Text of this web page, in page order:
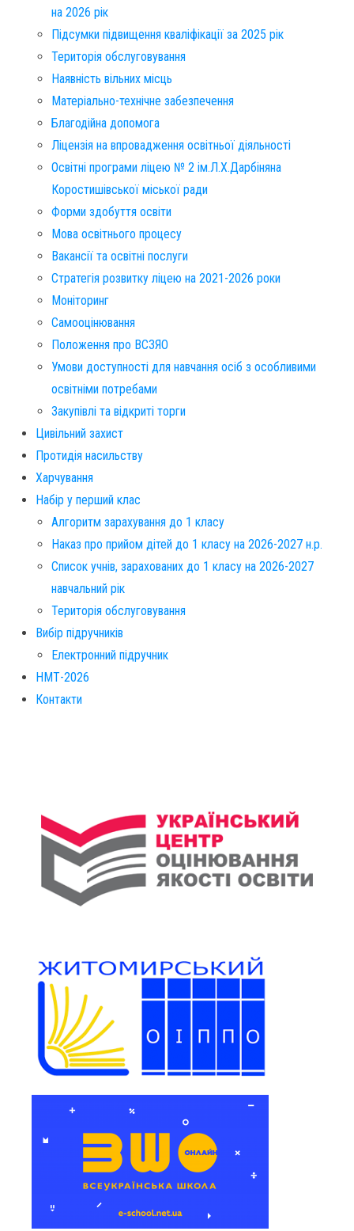
на 2026 рік
Підсумки підвищення кваліфікації за 2025 рік
Територія обслуговування​
Наявність вільних місць​
Матеріально-технічне забезпечення
Благодійна допомога
Ліцензія на впровадження освітньої діяльності
Освітні програми ліцею № 2 ім.Л.Х.Дарбіняна
Коростишівської міської ради
Форми здобуття освіти
Мова освітнього процесу
Вакансії та освітні послуги
Стратегія розвитку ліцею на 2021-2026 роки
Моніторинг
Самооцінювання
Положення про ВСЗЯО
Умови доступності для навчання осіб з особливими
освітніми потребами
Закупівлі та відкриті торги
Цивільний захист
Протидія насильству
Харчування
Набір у перший клас
Алгоритм зарахування до 1 класу
Наказ про прийом дітей до 1 класу на 2026-2027 н.р.
Список учнів, зарахованих до 1 класу на 2026-2027
навчальний рік
Територія обслуговування​
Вибір підручників
Електронний підручник
НМТ-2026
Контакти